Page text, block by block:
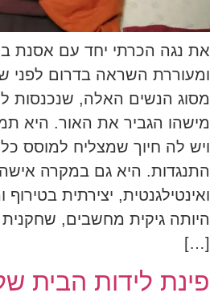
את נגה הכרתי יחד עם אסנת
ומעוררת השראה בדרום לפני
מסוג הנשים האלה, שנכנסות
מישהו הגביר את האור. היא
ויש לה חיוך שמצליח למוסס
התנגדות. היא גם במקרה
ואינטילגנטית, יצירתית
היותה גיקית מחשבים, שחקנית
[…]
פינת לידות הבית